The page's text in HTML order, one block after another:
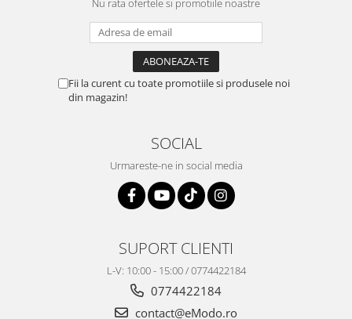
Nu rata ofertele si promotiile noastre
Fii la curent cu toate promotiile si produsele noi
din magazin!
SOCIAL
Urmareste-ne in social media
SUPORT CLIENTI
L-V: 10:00 - 15:00 / 0774422184
0774422184
contact@eModo.ro